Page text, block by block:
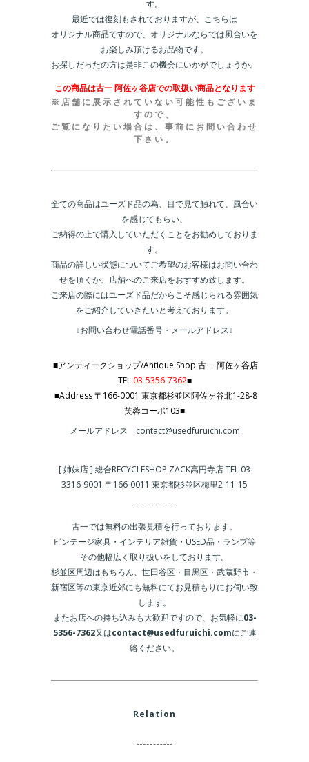
す。
最近では復刻もされておりますが、こちらは
オリジナル商品ですので、オリジナルならでは風合いを
お楽しみ頂けるお品物です。
お探しだったの方は是非この機会にいかがでしょうか。
この商品は古一 阿佐ヶ谷店での取扱い商品となります
※店舗に展示されていない可能性もございま
すので、
ご覧になりたい場合は、事前にお問い合わせ
下さい。
全ての商品はユーズド品の為、目で見て触れて、風合い
を感じてもらい、
ご納得の上で購入していただくことをお勧めしておりま
す。
商品の詳しい状態についてご希望のお客様はお問い合わ
せを頂くか、店舗へのご来店をおすすめ致します。
ご来店の際にはユーズド品だからこそ感じられる雰囲気
をご紹介していきたいと考えております。
↓お問い合わせ電話番号・メールアドレス↓
■アンティークショップ/Antique Shop 古一 阿佐ヶ谷店
TEL03-5356-7362■
■Address 〒166-0001 東京都杉並区阿佐ヶ谷北1-28-8
芙蓉コーポ103■
メールアドレス contact@usedfuruichi.com
[ 姉妹店 ] 総合RECYCLESHOP ZACK高円寺店 TEL 03-
3316-9001 〒166-0011 東京都杉並区梅里2-11-15
古一では無料の出張見積を行っております。
ビンテージ家具・インテリア雑貨・USED品・ランプ等
その他幅広く取り扱いをしております。
杉並区周辺はもちろん、世田谷区・目黒区・武蔵野市・
新宿区等の東京近郊にも無料にてお見積もりにお伺い致
します。
またお店への持ち込みも大歓迎ですので、お気軽に03-
5356-7362又はcontact@usedfuruichi.comにご連
絡ください。
Relation